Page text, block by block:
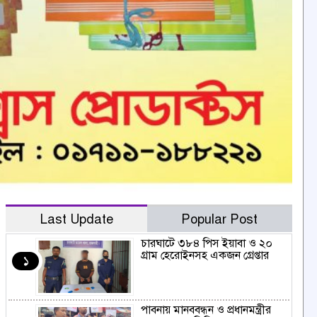
Last Update Popular Post
১
চারঘাটে ৩৮৪ পিস ইয়াবা ও ২০
গ্রাম হেরোইনসহ একজন গ্রেপ্তার
পাবনায় মানববন্ধন ও প্রধানমন্ত্রীর